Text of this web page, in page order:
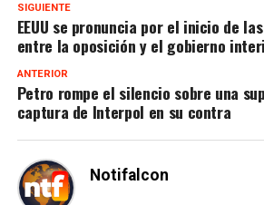
SIGUIENTE
EEUU se pronuncia por el inicio de
entre la oposición y el gobierno
ANTERIOR
Petro rompe el silencio sobre una
captura de Interpol en su contra
Notifalcon